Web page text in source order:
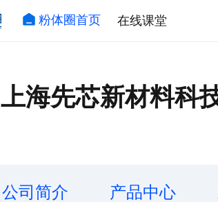
粉体圈首页 在线课堂
上海先芯新材料科
公司简介 产品中心